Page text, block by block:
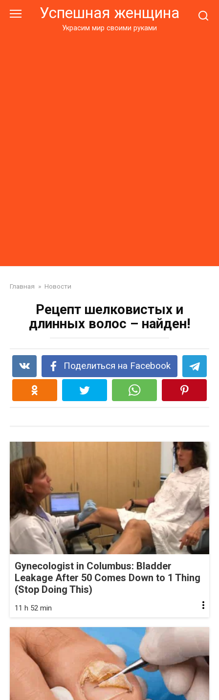
Успешная женщина
Украсим мир своими руками
Главная » Новости
Рецепт шелковистых и
длинных волос – найден!
Поделиться на Facebook
Gynecologist in Columbus: Bladder
Leakage After 50 Comes Down to 1 Thing
(Stop Doing This)
11 h 52 min